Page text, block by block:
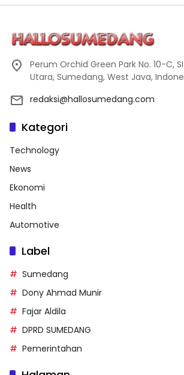
Perum Orchid Green Park No. 10-C,
Utara, Sumedang, West Java,
redaksi@hallosumedang.com
Kategori
Technology
News
Ekonomi
Health
Automotive
Label
Sumedang
Dony Ahmad Munir
Fajar Aldila
DPRD SUMEDANG
Pemerintahan